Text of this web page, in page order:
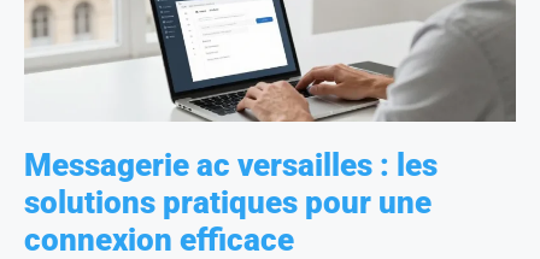
Messagerie ac versailles : les
solutions pratiques pour une
connexion efficace